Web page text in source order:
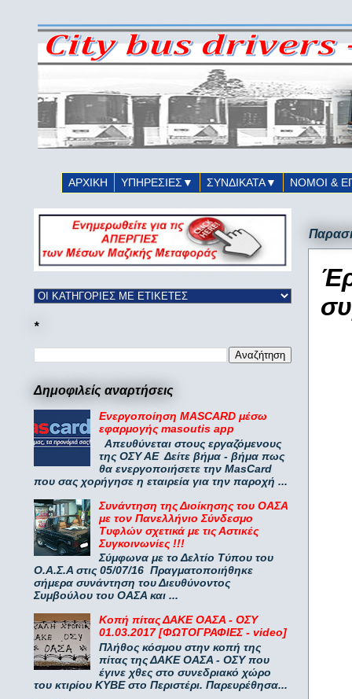
ΑΡΧΙΚΗ ΥΠΗΡΕΣΙΕΣ▼ ΣΥΝΔΙΚΑΤΑ▼ ΝΟΜΟΙ &
*
Δημοφιλείς αναρτήσεις
Ενεργοποίηση MASCARD μέσω
εφαρμογής masoutis app
Απευθύνεται στους εργαζόμενους
της ΟΣΥ ΑΕ Δείτε βήμα - βήμα πως
θα ενεργοποιήσετε την MasCard
που σας χορήγησε η εταιρεία για την παροχή ...
Συνάντηση της Διοίκησης του ΟΑΣΑ
με τον Πανελλήνιο Σύνδεσμο
Τυφλών σχετικά με τις Αστικές
Συγκοινωνίες !!!
Σύμφωνα με το Δελτίο Τύπου του
Ο.Α.Σ.Α στις 05/07/16 Πραγματοποιήθηκε
σήμερα συνάντηση του Διευθύνοντος
Συμβούλου του ΟΑΣΑ και ...
Κοπή πίτας ΔΑΚΕ ΟΑΣΑ - ΟΣΥ
01.03.2017 [ΦΩΤΟΓΡΑΦΙΕΣ - video]
Πλήθος κόσμου στην κοπή της
πίτας της ΔΑΚΕ ΟΑΣΑ - ΟΣΥ που
έγινε χθες στο συνεδριακό χώρο
του κτιρίου ΚΥΒΕ στο Περιστέρι. Παρευρέθησα...